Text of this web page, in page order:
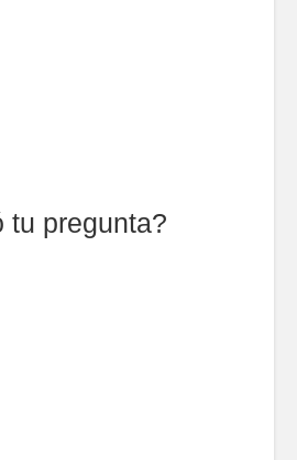
tu pregunta?